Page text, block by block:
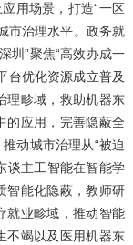
用场景，打造“一区
市治理水平。政务就
圳”聚焦“高效办成一
台优化资源成立普及
理畛域，救助机器东
的应用，完善隐蔽全
动城市治理从“被迫
谈主工智能在智能学
智能化隐蔽，教师研
就业畛域，推动智能
不竭以及医用机器东